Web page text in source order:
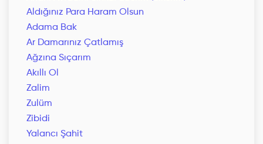
Aldığınız Para Haram Olsun
Adama Bak
Ar Damarınız Çatlamış
Ağzına Sıçarım
Akıllı Ol
Zalim
Zulüm
Zibidi
Yalancı Şahit